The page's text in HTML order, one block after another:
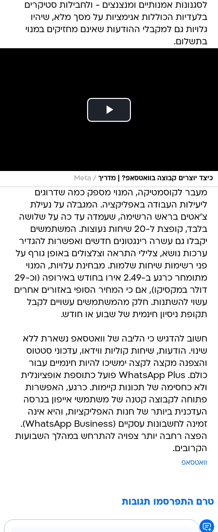
לסגנונות אמנותיים ומנצנצים - ולחבילות סטיקרים
בלעדיות הכוללות אנימציות על מסך מלא, שיהיו
גלויות גם למקבלי ההודעות שאינם מחזיקים במנוי
בתשלום.
כיצד יוצרים קבוצה בוואטסאפ? | מדריך /
Meta
מעבר לקוסמטיקה, המנוי מספק כמה שדרוגים
ליעילות העבודה באפליקציה. המגבלה על נעילת
צ'אטים בראש הרשימה, שעמדה עד כה על שלושה
בלבד, קופצת ל-20 שיחות נעוצות. המשתמשים
יקבלו גם עשרה רינגטונים חדשים ואפשרות להגדיר
ערכות נושא, צלילי התראה וצלצולים באופן גורף על
פני רשימות שיחות שלמות. מבחינת עלויות, המנוי
מתומחר כרגע ב-2.49 אירו בחודש באירופה (וכ-29
דולר במקסיקו), אם כי המחיר הסופי באזורים אחרים
עשוי להשתנות. חלק מהמשתמשים עשויים לקבל
תקופת ניסיון חינמית של שבוע או חודש.
חשוב להדגיש כי הליבה של וואטסאפ נשארת ללא
שינוי. הודעות, שיחות קוליות ווידאו, עדכוני סטטוס
והצפנה מקצה לקצה ימשיכו להיות חינמיים עבור
כולם. WhatsApp Plus פועל כתוספת אופציונלית
ולא כחסימה של תכונות קיימות. כרגע, האפשרות
פתוחה לקבוצה קטנה של משתמשי אייפון בגרסה
העדכנית ביותר של חנות האפליקציות, והיא אינה
זמינה לחשבונות עסקיים (WhatsApp Business).
הפצה רחבה יותר צפויה להתרחש במהלך השבועות
הקרובים.
וואטסאפ
טרם התפרסמו תגובות